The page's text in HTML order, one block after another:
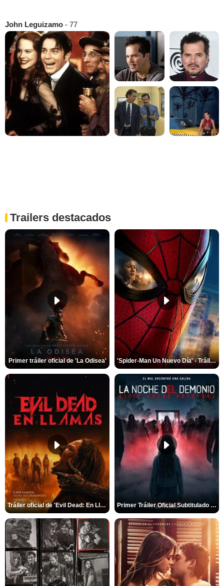
John Leguizamo - 77
Trailers destacados
Primer tráiler oficial de 'La Odisea' 'Spider-Man Un Nuevo Día' - Tráiler oficial subtitulado
Tráiler oficial de 'Evil Dead: En Llamas' Primer Tráiler Oficial Subtitulado de 'La Noche Del Demonio: Están Entre Nosotros'